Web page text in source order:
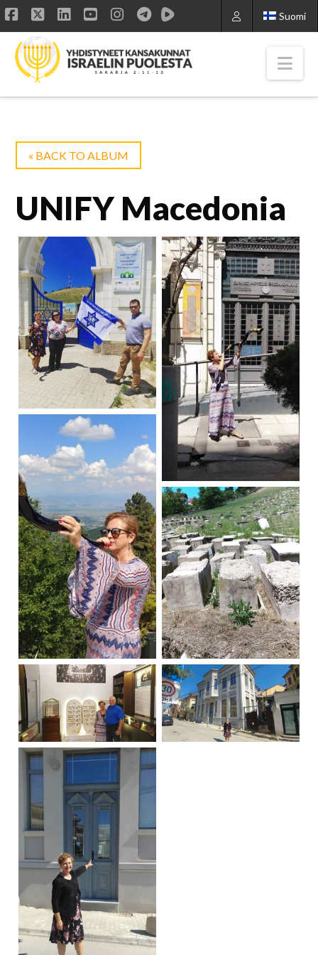
Suomi
Facebook
X LinkedIn
YouTube
Instagram
« BACK TO ALBUM
UNIFY Macedonia